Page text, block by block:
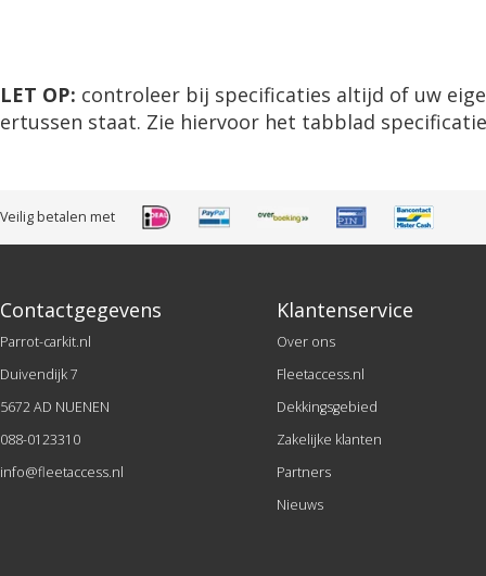
LET OP: controleer bij specificaties altijd of uw
ertussen staat. Zie hiervoor het tabblad
Veilig betalen met
Contactgegevens
Parrot-carkit.nl
Duivendijk 7
5672 AD NUENEN
088-0123310
info@fleetaccess.nl
Klantenservice
Over ons
Fleetaccess.nl
Dekkingsgebied
Zakelijke klanten
Partners
Nieuws